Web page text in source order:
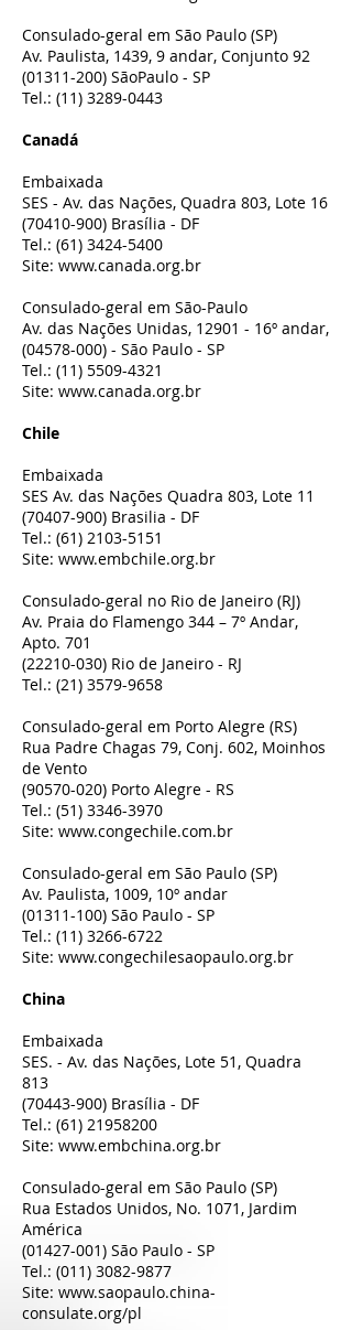
Consulado-geral em São Paulo (SP)
Av. Paulista, 1439, 9 andar, Conjunto 92
(01311-200) SãoPaulo - SP
Tel.: (11) 3289-0443
Canadá
Embaixada
SES - Av. das Nações, Quadra 803, Lote 16
(70410-900) Brasília - DF
Tel.: (61) 3424-5400
Site: www.canada.org.br
Consulado-geral em São-Paulo
Av. das Nações Unidas, 12901 - 16º andar,
(04578-000) - São Paulo - SP
Tel.: (11) 5509-4321
Site: www.canada.org.br
Chile
Embaixada
SES Av. das Nações Quadra 803, Lote 11
(70407-900) Brasilia - DF
Tel.: (61) 2103-5151
Site: www.embchile.org.br
Consulado-geral no Rio de Janeiro (RJ)
Av. Praia do Flamengo 344 – 7º Andar,
Apto. 701
(22210-030) Rio de Janeiro - RJ
Tel.: (21) 3579-9658
Consulado-geral em Porto Alegre (RS)
Rua Padre Chagas 79, Conj. 602, Moinhos
de Vento
(90570-020) Porto Alegre - RS
Tel.: (51) 3346-3970
Site: www.congechile.com.br
Consulado-geral em São Paulo (SP)
Av. Paulista, 1009, 10º andar
(01311-100) São Paulo - SP
Tel.: (11) 3266-6722
Site: www.congechilesaopaulo.org.br
China
Embaixada
SES. - Av. das Nações, Lote 51, Quadra
813
(70443-900) Brasília - DF
Tel.: (61) 21958200
Site: www.embchina.org.br
Consulado-geral em São Paulo (SP)
Rua Estados Unidos, No. 1071, Jardim
América
(01427-001) São Paulo - SP
Tel.: (011) 3082-9877
Site: www.saopaulo.china-
consulate.org/pl